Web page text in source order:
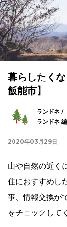
暮らしたく
飯能市】
ランドネ /
ランドネ
2020年03月29日
山や自然の近く
住におすすめし
事、情報交換が
をチェックして